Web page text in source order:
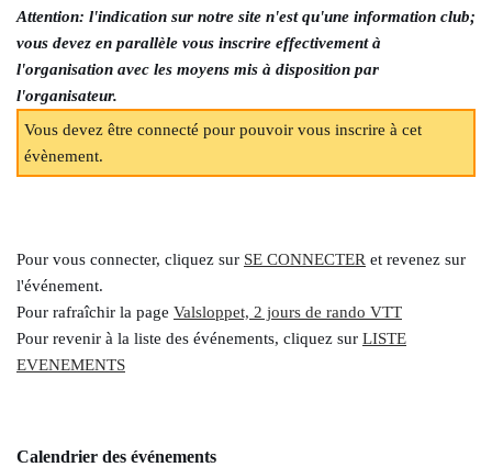
Attention: l'indication sur notre site n'est qu'une information club;
vous devez en parallèle vous inscrire effectivement à
l'organisation avec les moyens mis à disposition par
l'organisateur.
Vous devez être connecté pour pouvoir vous inscrire à cet
évènement.
Pour vous connecter, cliquez sur SE CONNECTER et revenez sur
l'événement.
Pour rafraîchir la page Valsloppet, 2 jours de rando VTT
Pour revenir à la liste des événements, cliquez sur LISTE
EVENEMENTS
Calendrier des événements